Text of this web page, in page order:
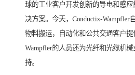
球的工业客户开发创新的导电和感
决方案。今天，Conductix-Wampfler
物料搬运，自动化和公共交通客户提
Wampfler的人员还为光纤和光缆机
持。